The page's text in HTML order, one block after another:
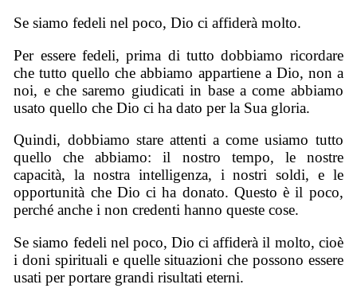
Se siamo fedeli nel poco, Dio ci affiderà molto.
Per essere fedeli, prima di tutto dobbiamo ricordare
che tutto quello che abbiamo appartiene a Dio, non a
noi, e che saremo giudicati in base a come abbiamo
usato quello che Dio ci ha dato per la Sua gloria.
Quindi, dobbiamo stare attenti a come usiamo tutto
quello che abbiamo: il nostro tempo, le nostre
capacità, la nostra intelligenza, i nostri soldi, e le
opportunità che Dio ci ha donato. Questo è il poco,
perché anche i non credenti hanno queste cose.
Se siamo fedeli nel poco, Dio ci affiderà il molto, cioè
i doni spirituali e quelle situazioni che possono essere
usati per portare grandi risultati eterni.